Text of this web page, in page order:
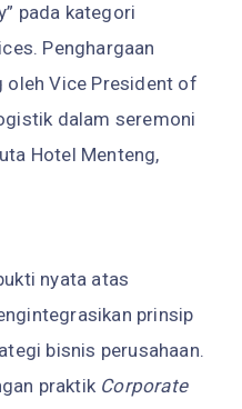
pada kategori
Penghargaan
Vice President of
dalam seremoni
Hotel Menteng,
nyata atas
prinsip
bisnis perusahaan.
praktik Corporate